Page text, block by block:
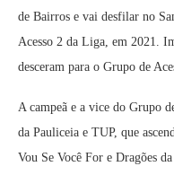
de Bairros e vai desfilar no
Acesso 2 da Liga, em 2021.
desceram para o Grupo de
A campeã e a vice do Grupo
da Pauliceia e TUP, que
Vou Se Você For e Dragões